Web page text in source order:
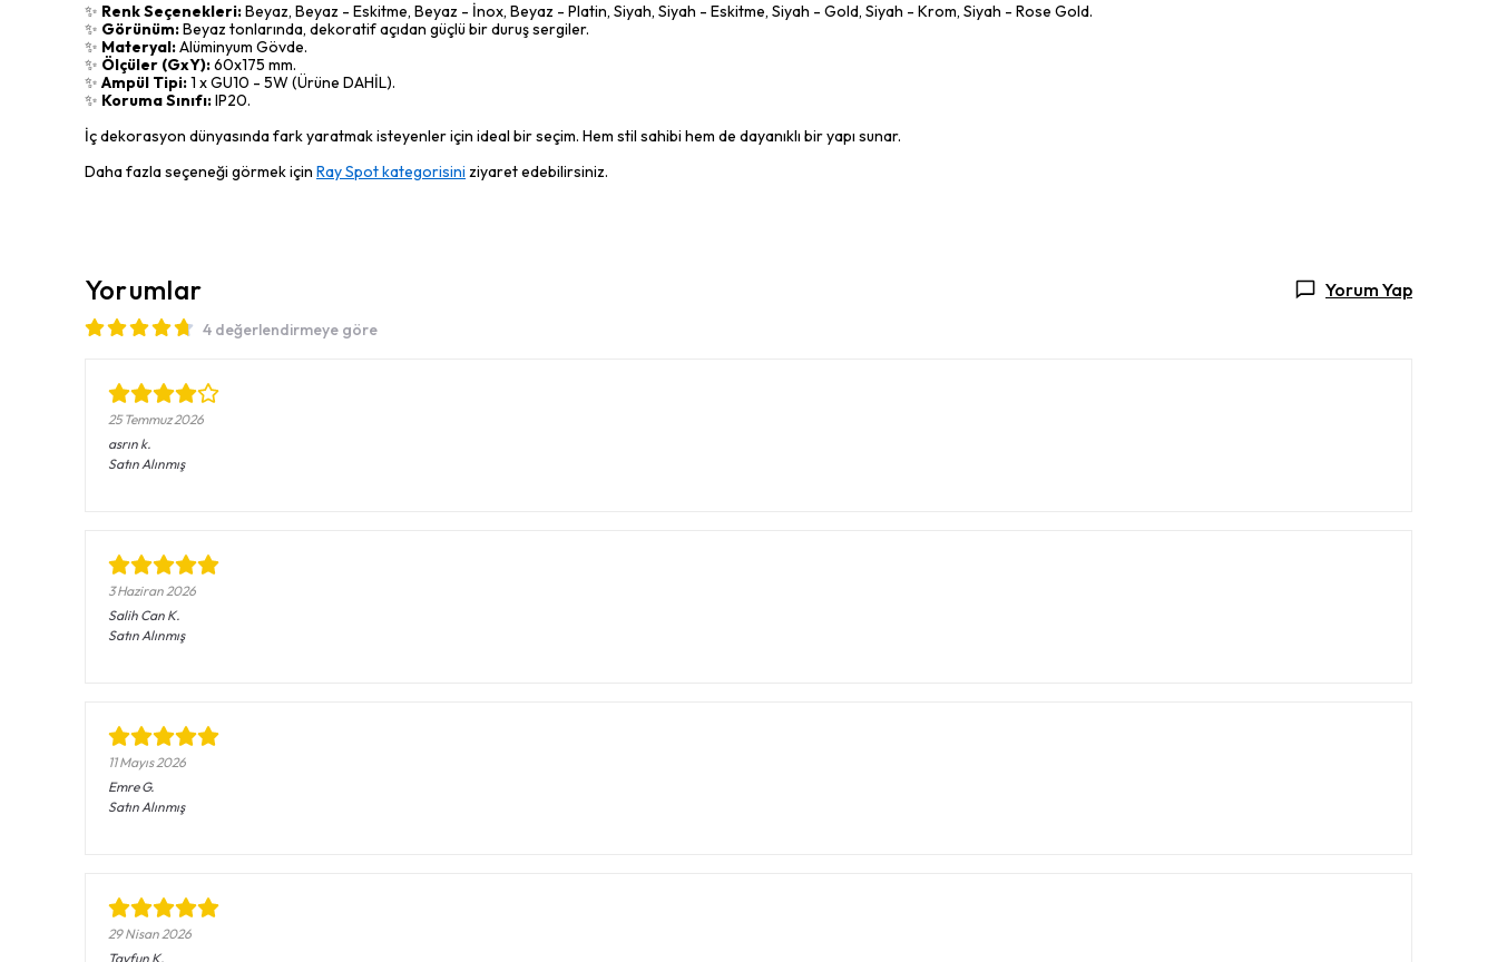
✨ Renk Seçenekleri:Beyaz, Beyaz - Eskitme, Beyaz - İnox, Beyaz - Platin, Siyah, Siyah - Eskitme, Siyah - Gold, Siyah - Krom, Siyah - Rose Gold.
✨ Görünüm:Beyaz tonlarında, dekoratif açıdan güçlü bir duruş sergiler.
✨ Materyal:Alüminyum Gövde.
✨ Ölçüler (GxY):60x175 mm.
✨ Ampül Tipi:1 x GU10 - 5W (Ürüne DAHİL).
✨ Koruma Sınıfı:IP20.
İç dekorasyon dünyasında fark yaratmak isteyenler için ideal bir seçim. Hem stil sahibi hem de dayanıklı bir yapı sunar.
Daha fazla seçeneği görmek için Ray Spot kategorisini ziyaret edebilirsiniz.
Yorumlar Yorum Yap
4 değerlendirmeye göre
25 Temmuz 2026
asrın k.
Satın Alınmış
3 Haziran 2026
Salih Can K.
Satın Alınmış
11 Mayıs 2026
Emre G.
Satın Alınmış
29 Nisan 2026
Tayfun K.